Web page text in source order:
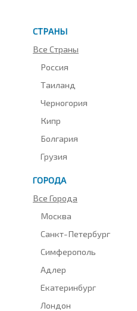
СТРАНЫ
Все Страны
Россия
Таиланд
Черногория
Кипр
Болгария
Грузия
ГОРОДА
Все Города
Москва
Санкт-Петербург
Симферополь
Адлер
Екатеринбург
Лондон